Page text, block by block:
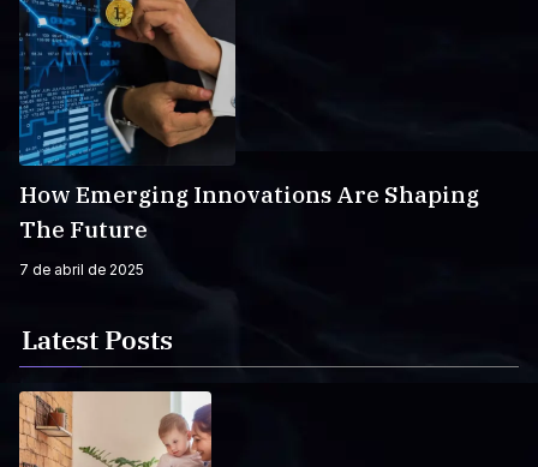
How Emerging Innovations Are Shaping
The Future
7 de abril de 2025
Latest Posts